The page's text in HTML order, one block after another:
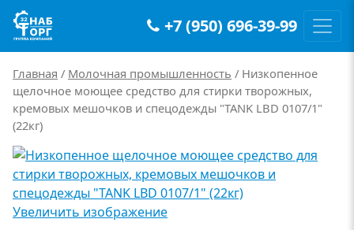
Main Navigation +7 (950) 696-39-99
Главная / Молочная промышленность / Низкопенное
щелочное моющее средство для стирки творожных,
кремовых мешочков и спецодежды "TANK LBD 0107/1"
(22кг)
Увеличить изображение